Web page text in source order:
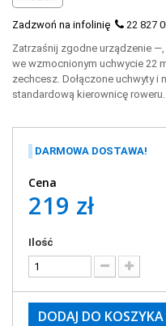
Zadzwoń na infolinię
22 827
Zatrzaśnij zgodne urządzenie
we wzmocnionym uchwycie 22
zechcesz. Dołączone uchwyty i
standardową kierownicę roweru.
DARMOWA DOSTAWA!
Cena
219 zł
Ilość
DODAJ DO KOSZYKA